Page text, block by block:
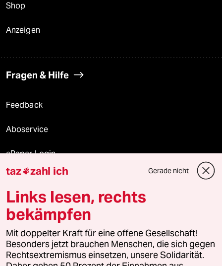
Shop
Anzeigen
Fragen & Hilfe
Feedback
Aboservice
ePaper Login
Downloads für Abonnierende
© 2026 taz Verlags und Vertriebs GmbH
Alle Rechte vorbehalten. Bei rechtlichen Fragen oder für Genehmigungen
wenden Sie sich bitte an
lizenzen@taz.de
taz zahl ich Gerade nicht
Links lesen, rechts
bekämpfen
Mit doppelter Kraft für eine offene Gesellschaft!
Besonders jetzt brauchen Menschen, die sich gegen
Rechtsextremismus einsetzen, unsere Solidarität.